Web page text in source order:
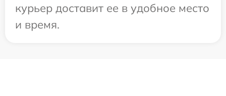
курьер доставит ее в удобное место
и время.